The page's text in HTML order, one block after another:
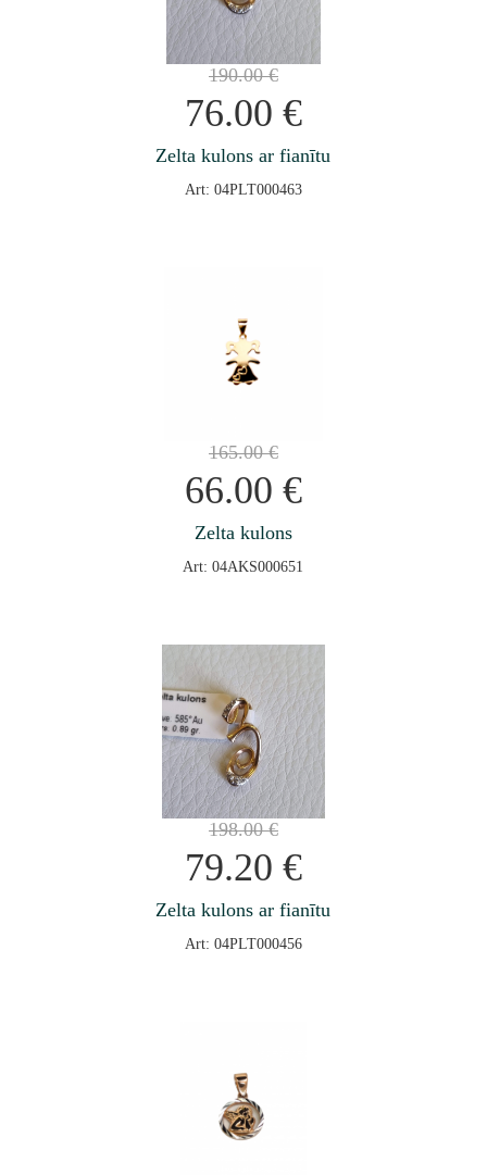
190.00€
76.00 €
Zelta kulons ar fianītu
Art: 04PLT000463
165.00€
66.00 €
Zelta kulons
Art: 04AKS000651
198.00€
79.20 €
Zelta kulons ar fianītu
Art: 04PLT000456